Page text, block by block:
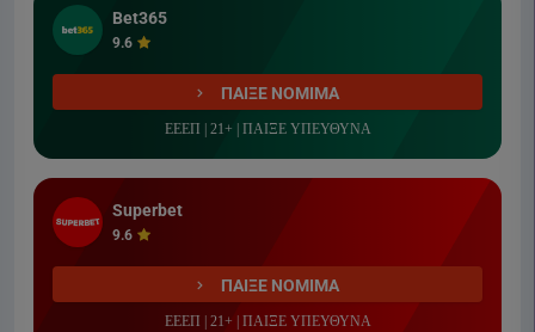
Bet365
9.6
ΠΑΙΞΕ ΝΟΜΙΜΑ
ΕΕΕΠ | 21+ | ΠΑΙΞΕ ΥΠΕΥΘΥΝΑ
Superbet
9.6
ΠΑΙΞΕ ΝΟΜΙΜΑ
ΕΕΕΠ | 21+ | ΠΑΙΞΕ ΥΠΕΥΘΥΝΑ